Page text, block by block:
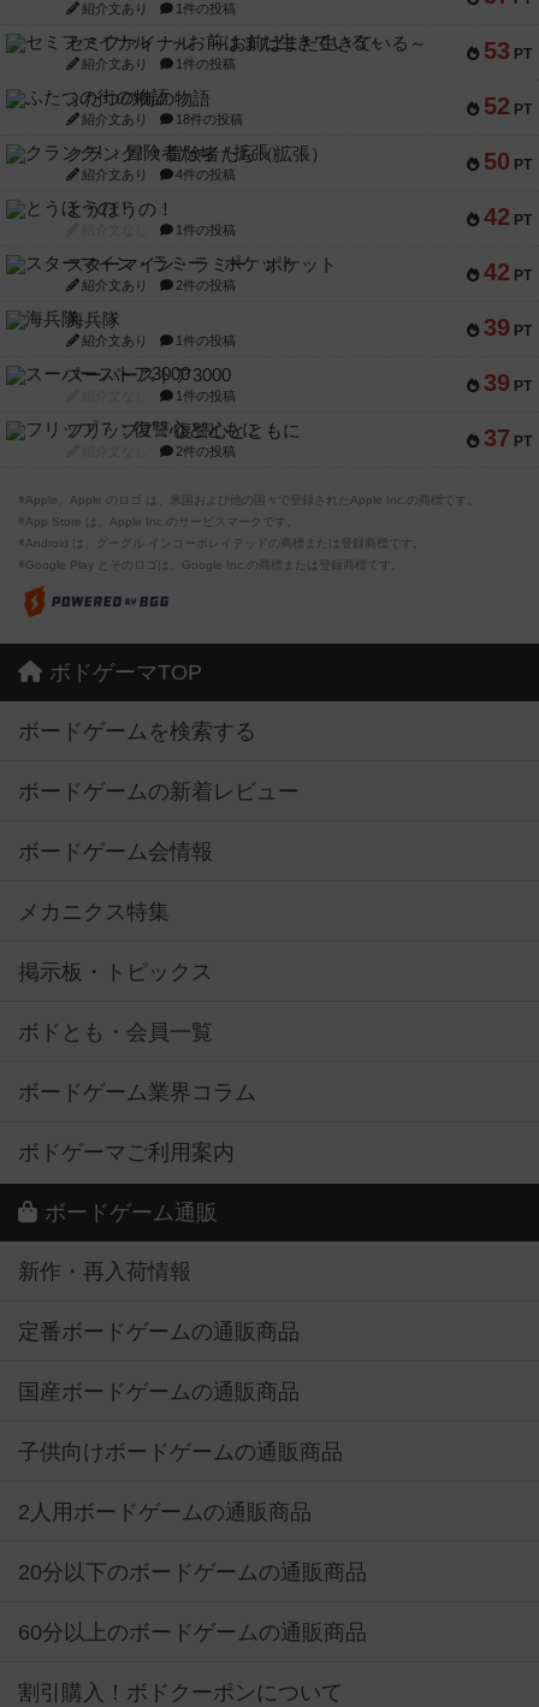
紹介文あり 1件の投稿
53 PT
セミファイナル ～お前はまだ生きている～
紹介文あり 1件の投稿
52 PT
ふたつの街の物語
紹介文あり 18件の投稿
50 PT
クランク! ：冒険者たち（拡張）
紹介文あり 4件の投稿
42 PT
とうほうの！
1件の投稿
42 PT
スターマイン・ラミー ポケット
紹介文あり 2件の投稿
39 PT
海兵隊
紹介文あり 1件の投稿
39 PT
スーパーストア3000
1件の投稿
37 PT
フリップ７：復讐心とともに
2件の投稿
※Apple、Apple のロゴ は、米国および他の国々で登録されたApple Inc.の商標です。
※App Store は、Apple Inc.のサービスマークです。
※Android は、グーグル インコーポレイテッドの商標または登録商標です。
※Google Play とそのロゴは、Google Inc.の商標または登録商標です。
ボドゲーマTOP
ボードゲームを検索する
ボードゲームの新着レビュー
ボードゲーム会情報
メカニクス特集
掲示板・トピックス
ボドとも・会員一覧
ボードゲーム業界コラム
ボドゲーマご利用案内
ボードゲーム通販
新作・再入荷情報
定番ボードゲームの通販商品
国産ボードゲームの通販商品
子供向けボードゲームの通販商品
2人用ボードゲームの通販商品
20分以下のボードゲームの通販商品
60分以上のボードゲームの通販商品
割引購入！ボドクーポンについて